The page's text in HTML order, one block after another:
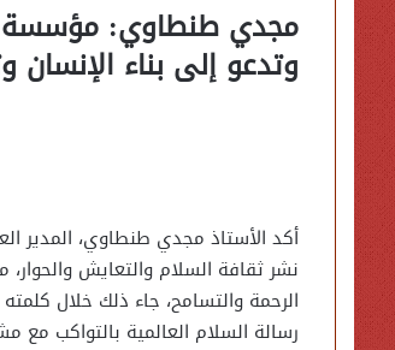
وتدعو إلى بناء الإنسان
أكد الأستاذ مجدي طنطاوي، المدير
نشر ثقافة السلام والتعايش
الرحمة والتسامح، جاء ذلك خلال
رسالة السلام العالمية بالتواكب